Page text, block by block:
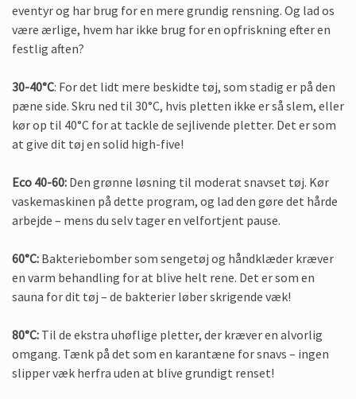
eventyr og har brug for en mere grundig rensning. Og lad os
være ærlige, hvem har ikke brug for en opfriskning efter en
festlig aften?
30-40°C: For det lidt mere beskidte tøj, som stadig er på den
pæne side. Skru ned til 30°C, hvis pletten ikke er så slem, eller
kør op til 40°C for at tackle de sejlivende pletter. Det er som
at give dit tøj en solid high-five!
Eco 40-60: Den grønne løsning til moderat snavset tøj. Kør
vaskemaskinen på dette program, og lad den gøre det hårde
arbejde – mens du selv tager en velfortjent pause.
60°C: Bakteriebomber som sengetøj og håndklæder kræver
en varm behandling for at blive helt rene. Det er som en
sauna for dit tøj – de bakterier løber skrigende væk!
80°C: Til de ekstra uhøflige pletter, der kræver en alvorlig
omgang. Tænk på det som en karantæne for snavs – ingen
slipper væk herfra uden at blive grundigt renset!